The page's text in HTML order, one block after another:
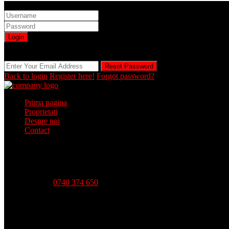
Login
Reset Password
Back to login Register here! Forgot password?
Prima pagina
Proprietati
Despre noi
Contact
0740 374 650